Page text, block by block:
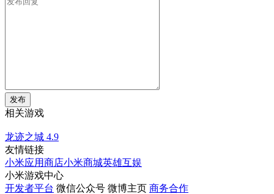
发布
相关游戏
龙迹之城 4.9
友情链接
小米应用商店小米商城英雄互娱
小米游戏中心
开发者平台 微信公众号 微博主页 商务合作